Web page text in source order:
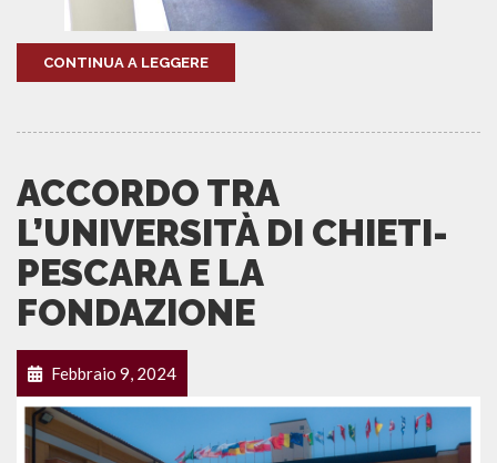
CONTINUA A LEGGERE
ACCORDO TRA
L’UNIVERSITÀ DI CHIETI-
PESCARA E LA
FONDAZIONE
Febbraio 9, 2024